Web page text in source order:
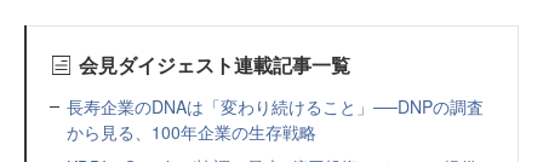
会見ダイジェスト連載記事一覧
長寿企業のDNAは「変わり続けること」──DNPの調査
から見る、100年企業の生存戦略